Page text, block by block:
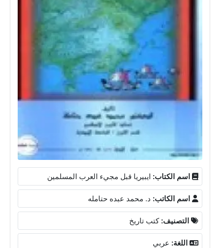
اسم الكتاب: ايبيريا قبل مجيء العرب المسلمين
اسم الكاتب: د. محمد عبده حتامله
التصنيف: كتب تاريخ
اللغة: عربي